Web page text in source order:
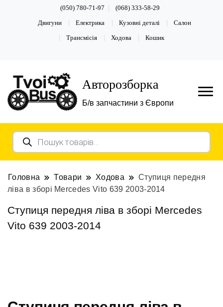
(050) 780-71-97 (068) 333-58-29
Двигуни Електрика Кузовні деталі Салон
Трансмісія Ходова Кошик
Авторозборка
Б/в запчастини з Європи
Пошук
товарів
Головна Товари Ходова
Ступиця передня
ліва в зборі Mercedes Vito 639 2003-2014
Ступиця передня ліва в зборі Mercedes
Vito 639 2003-2014